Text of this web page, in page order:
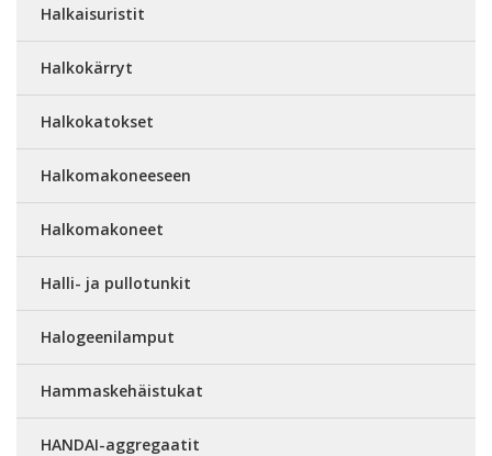
Halkaisuristit
Halkokärryt
Halkokatokset
Halkomakoneeseen
Halkomakoneet
Halli- ja pullotunkit
Halogeenilamput
Hammaskehäistukat
HANDAI-aggregaatit